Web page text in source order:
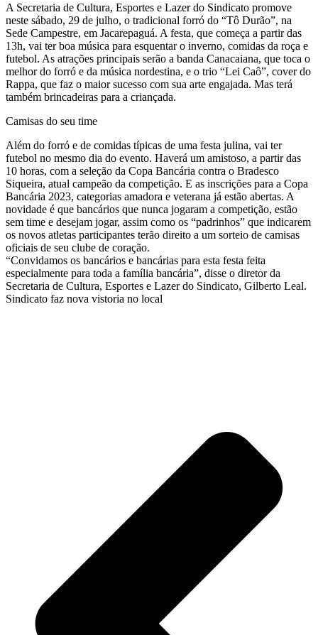
A Secretaria de Cultura, Esportes e Lazer do Sindicato promove
neste sábado, 29 de julho, o tradicional forró do “Tô Durão”, na
Sede Campestre, em Jacarepaguá. A festa, que começa a partir das
13h, vai ter boa música para esquentar o inverno, comidas da roça e
futebol. As atrações principais serão a banda Canacaiana, que toca o
melhor do forró e da música nordestina, e o trio “Lei Caô”, cover do
Rappa, que faz o maior sucesso com sua arte engajada. Mas terá
também brincadeiras para a criançada.
Camisas do seu time
Além do forró e de comidas típicas de uma festa julina, vai ter
futebol no mesmo dia do evento. Haverá um amistoso, a partir das
10 horas, com a seleção da Copa Bancária contra o Bradesco
Siqueira, atual campeão da competição. E as inscrições para a Copa
Bancária 2023, categorias amadora e veterana já estão abertas. A
novidade é que bancários que nunca jogaram a competição, estão
sem time e desejam jogar, assim como os “padrinhos” que indicarem
os novos atletas participantes terão direito a um sorteio de camisas
oficiais de seu clube de coração.
“Convidamos os bancários e bancárias para esta festa feita
especialmente para toda a família bancária”, disse o diretor da
Secretaria de Cultura, Esportes e Lazer do Sindicato, Gilberto Leal.
Sindicato faz nova vistoria no local